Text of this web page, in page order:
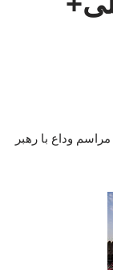
وداع با رهبر